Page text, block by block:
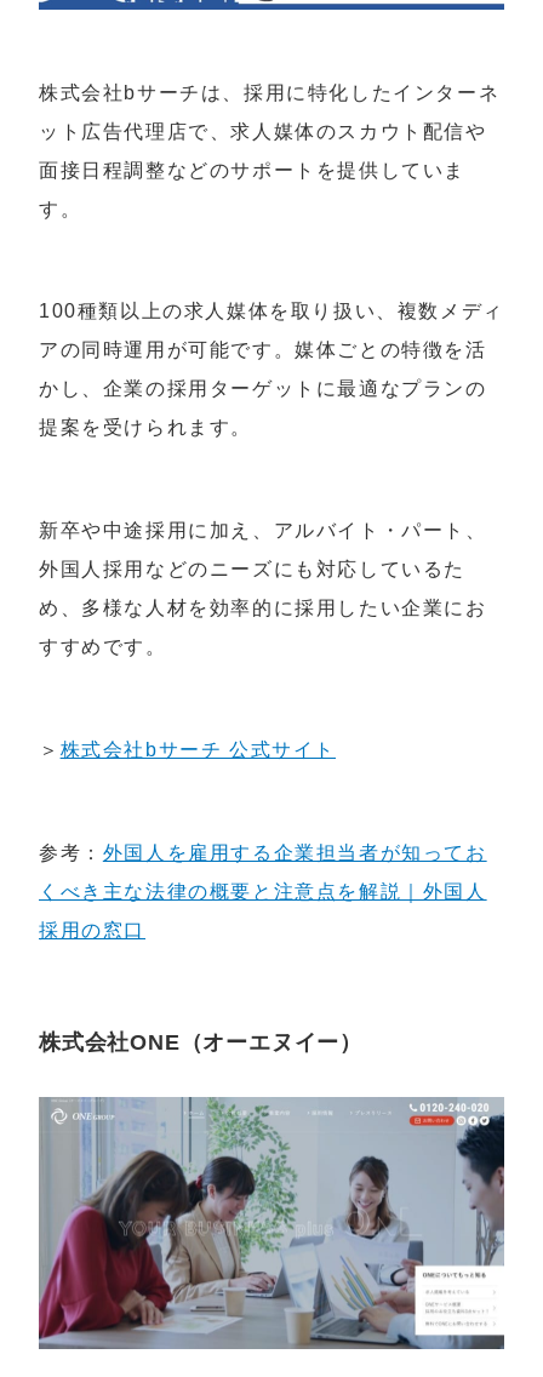
株式会社bサーチは、採用に特化したインターネ
ット広告代理店で、求人媒体のスカウト配信や
面接日程調整などのサポートを提供していま
す。
100種類以上の求人媒体を取り扱い、複数メディ
アの同時運用が可能です。媒体ごとの特徴を活
かし、企業の採用ターゲットに最適なプランの
提案を受けられます。
新卒や中途採用に加え、アルバイト・パート、
外国人採用などのニーズにも対応しているた
め、多様な人材を効率的に採用したい企業にお
すすめです。
＞ 株式会社bサーチ 公式サイト
参考： 外国人を雇用する企業担当者が知ってお
くべき主な法律の概要と注意点を解説｜外国人
採用の窓口
株式会社ONE（オーエヌイー）